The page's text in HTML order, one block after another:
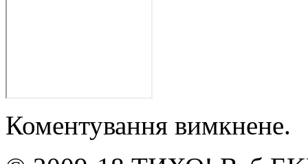
Коментування вимкнене.